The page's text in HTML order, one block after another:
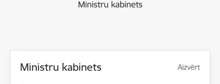
Ministru kabinets Aizvērt